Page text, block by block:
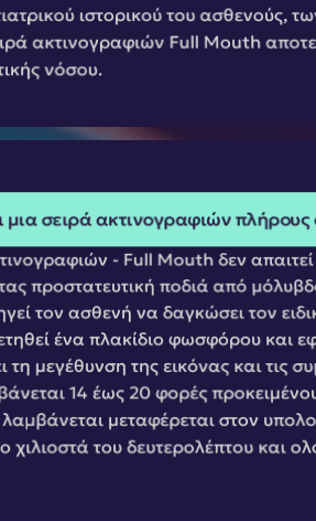
ιστορικού του ασθενούς,
ακτινογραφιών Full Mouth
νόσου.
σειρά ακτινογραφιών πλήρους
- Full Mouth δεν
προστατευτική ποδιά από
τον ασθενή να δαγκώσει τον
ένα πλακίδιο φωσφόρου και
μεγέθυνση της εικόνας και τις
14 έως 20 φορές
μεταφέρεται στον
χιλιοστά του δευτερολέπτου και